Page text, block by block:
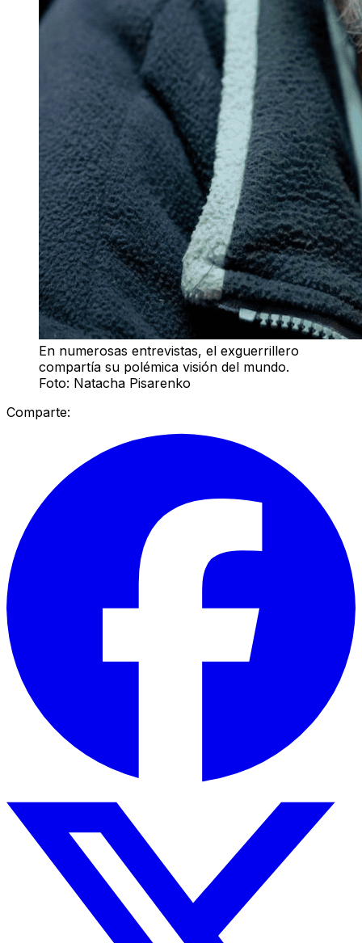
En numerosas entrevistas, el exguerrillero
compartía su polémica visión del mundo.
Foto: Natacha Pisarenko
Comparte: